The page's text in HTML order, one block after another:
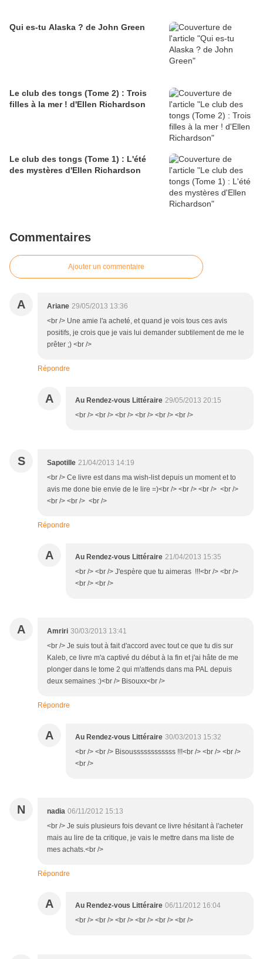
Qui es-tu Alaska ? de John Green
Le club des tongs (Tome 2) : Trois
filles à la mer ! d'Ellen Richardson
Le club des tongs (Tome 1) : L'été
des mystères d'Ellen Richardson
Commentaires
Ajouter un commentaire
A Ariane 29/05/2013 13:36
<br /> Une amie l'a acheté, et quand je vois tous ces avis
positifs, je crois que je vais lui demander subtilement de me le
prêter ;) <br />
Répondre
A Au Rendez-vous Littéraire 29/05/2013 20:15
<br /> <br /> <br /> <br /> <br /> <br />
S Sapotille 21/04/2013 14:19
<br /> Ce livre est dans ma wish-list depuis un moment et to
avis me done bie envie de le lire =)<br /> <br /> <br /> <br />
<br /> <br /> <br />
Répondre
A Au Rendez-vous Littéraire 21/04/2013 15:35
<br /> <br /> J'espère que tu aimeras !!!<br /> <br />
<br /> <br />
A Amriri 30/03/2013 13:41
<br /> Je suis tout à fait d'accord avec tout ce que tu dis sur
Kaleb, ce livre m'a captivé du début à la fin et j'ai hâte de me
plonger dans le tome 2 qui m'attends dans ma PAL depuis
deux semaines :)<br /> Bisouxx<br />
Répondre
A Au Rendez-vous Littéraire 30/03/2013 15:32
<br /> <br /> Bisoussssssssssss !!!<br /> <br /> <br />
<br />
N nadia 06/11/2012 15:13
<br /> Je suis plusieurs fois devant ce livre hésitant à l'acheter
mais au lire de ta critique, je vais le mettre dans ma liste de
mes achats.<br />
Répondre
A Au Rendez-vous Littéraire 06/11/2012 16:04
<br /> <br /> <br /> <br /> <br /> <br />